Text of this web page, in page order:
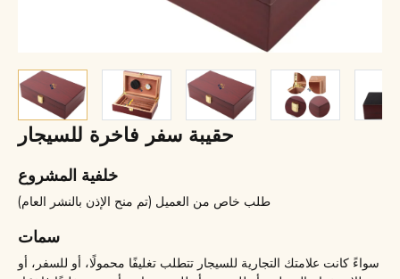
حقيبة سفر فاخرة للسيجار
خلفية المشروع
طلب خاص من العميل (تم منح الإذن بالنشر العام)
سمات
سواءً كانت علامتك التجارية للسيجار تتطلب تغليفًا محمولًا، أو للسفر، أو